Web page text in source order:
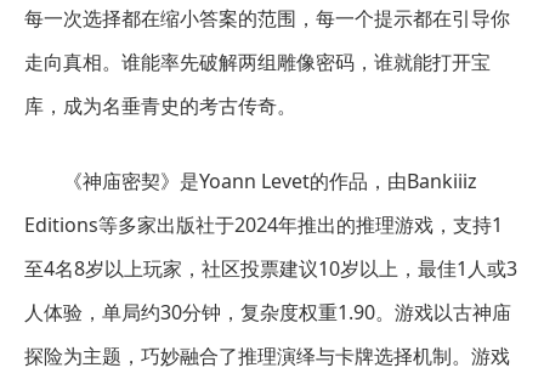
每一次选择都在缩小答案的范围，每一个提示都在引导你
走向真相。谁能率先破解两组雕像密码，谁就能打开宝
库，成为名垂青史的考古传奇。
《神庙密契》是Yoann Levet的作品，由Bankiiiz
Editions等多家出版社于2024年推出的推理游戏，支持1
至4名8岁以上玩家，社区投票建议10岁以上，最佳1人或3
人体验，单局约30分钟，复杂度权重1.90。游戏以古神庙
探险为主题，巧妙融合了推理演绎与卡牌选择机制。游戏